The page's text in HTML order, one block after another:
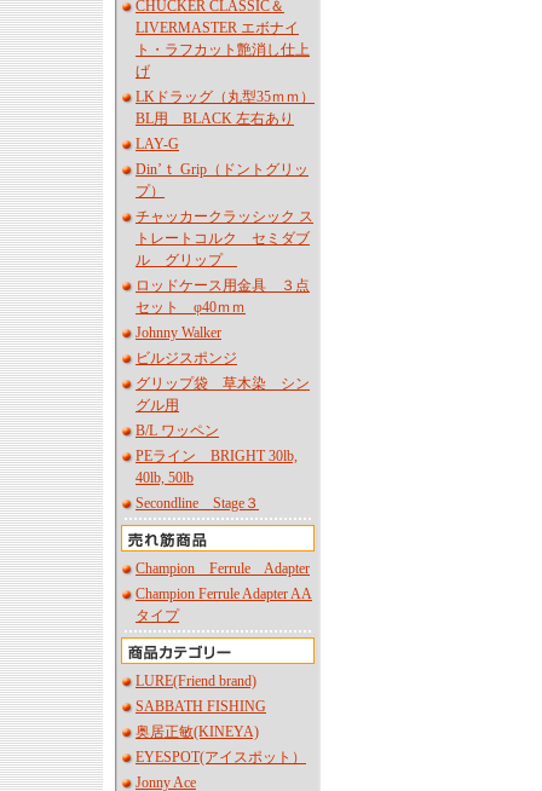
CHUCKER CLASSIC＆
LIVERMASTER エボナイ
ト・ラフカット艶消し仕上
げ
LKドラッグ（丸型35ｍｍ）
BL用 BLACK 左右あり
LAY-G
Din’ｔ Grip（ドントグリッ
プ）
チャッカークラッシック ス
トレートコルク セミダブ
ル グリップ
ロッドケース用金具 ３点
セット φ40ｍｍ
Johnny Walker
ビルジスポンジ
グリップ袋 草木染 シン
グル用
B/L ワッペン
PEライン BRIGHT 30lb,
40lb, 50lb
Secondline Stage３
Champion Ferrule Adapter
Champion Ferrule Adapter AA
タイプ
LURE(Friend brand)
SABBATH FISHING
奥居正敏(KINEYA)
EYESPOT(アイスポット）
Jonny Ace